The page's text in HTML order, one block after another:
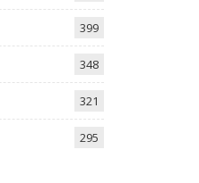
399
348
321
295